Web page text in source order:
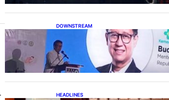
DOWNSTREAM
Digitalisasi Alat-Alat
Kesehatan Dukung
Pertumbuhan Industri Alkes
HEADLINES